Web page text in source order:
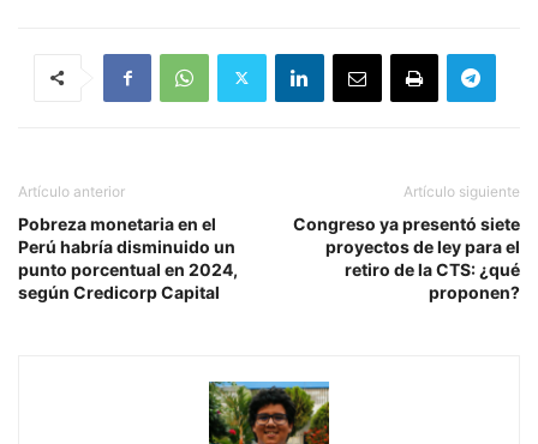
Artículo anterior
Pobreza monetaria en el
Perú habría disminuido un
punto porcentual en 2024,
según Credicorp Capital
Artículo siguiente
Congreso ya presentó siete
proyectos de ley para el
retiro de la CTS: ¿qué
proponen?